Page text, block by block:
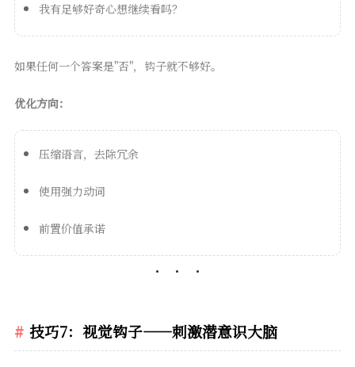
我有足够好奇心想继续看吗？
如果任何一个答案是"否"，钩子就不够好。
优化方向：
压缩语言，去除冗余
使用强力动词
前置价值承诺
技巧7：视觉钩子——刺激潜意识大脑